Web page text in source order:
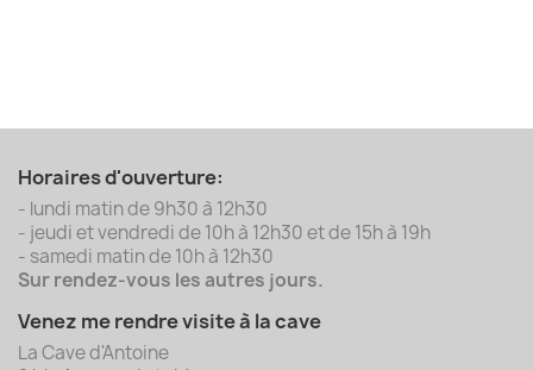
Horaires d'ouverture:
- lundi matin de 9h30 à 12h30
- jeudi et vendredi de 10h à 12h30 et de 15h à 19h
- samedi matin de 10h à 12h30
Sur rendez-vous les autres jours.
Venez me rendre visite à la cave
La Cave d'Antoine